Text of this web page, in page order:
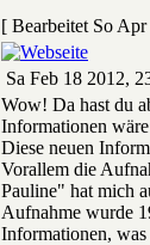
[ Bearbeitet So
Sa Feb 18 2012,
Wow! Da hast du
Informationen
Diese neuen
Vorallem die
Pauline" hat mich
Aufnahme wurde
Informationen,